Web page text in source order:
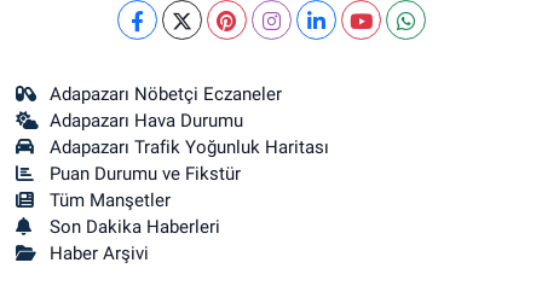
Adapazarı Nöbetçi Eczaneler
Adapazarı Hava Durumu
Adapazarı Trafik Yoğunluk Haritası
Puan Durumu ve Fikstür
Tüm Manşetler
Son Dakika Haberleri
Haber Arşivi